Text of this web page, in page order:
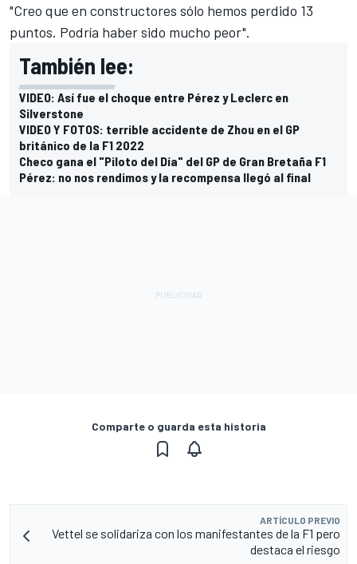
"Creo que en constructores sólo hemos perdido 13
puntos. Podría haber sido mucho peor".
También lee:
VIDEO: Así fue el choque entre Pérez y Leclerc en
Silverstone
VIDEO Y FOTOS: terrible accidente de Zhou en el GP
británico de la F1 2022
Checo gana el "Piloto del Día" del GP de Gran Bretaña F1
Pérez: no nos rendimos y la recompensa llegó al final
Comparte o guarda esta historia
ARTÍCULO PREVIO
Vettel se solidariza con los manifestantes de la F1 pero
destaca el riesgo